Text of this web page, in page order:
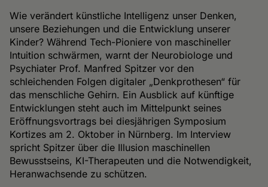
Wie verändert künstliche Intelligenz unser Denken,
unsere Beziehungen und die Entwicklung unserer
Kinder? Während Tech-Pioniere von maschineller
Intuition schwärmen, warnt der Neurobiologe und
Psychiater Prof. Manfred Spitzer vor den
schleichenden Folgen digitaler „Denkprothesen“ für
das menschliche Gehirn. Ein Ausblick auf künftige
Entwicklungen steht auch im Mittelpunkt seines
Eröffnungsvortrags bei diesjährigen Symposium
Kortizes am 2. Oktober in Nürnberg. Im Interview
spricht Spitzer über die Illusion maschinellen
Bewusstseins, KI-Therapeuten und die Notwendigkeit,
Heranwachsende zu schützen.